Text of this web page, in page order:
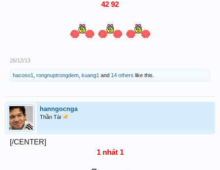
42 92
26/12/13
hacoso1 rongnuptrongdem kuang1 and 14 others like this.
hanngocnga
Thần Tài
[/CENTER]
1 nhát 1​